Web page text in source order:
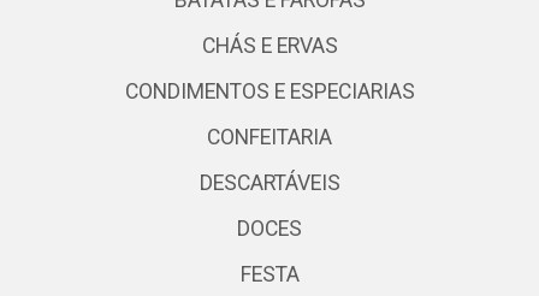
CHÁS E ERVAS
CONDIMENTOS E ESPECIARIAS
CONFEITARIA
DESCARTÁVEIS
DOCES
FESTA